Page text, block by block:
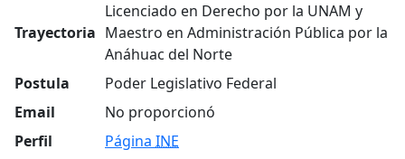
Trayectoria
Licenciado en Derecho por la UNAM y
Maestro en Administración Pública por la
Anáhuac del Norte
Postula
Poder Legislativo Federal
Email
No proporcionó
Perfil
Página INE